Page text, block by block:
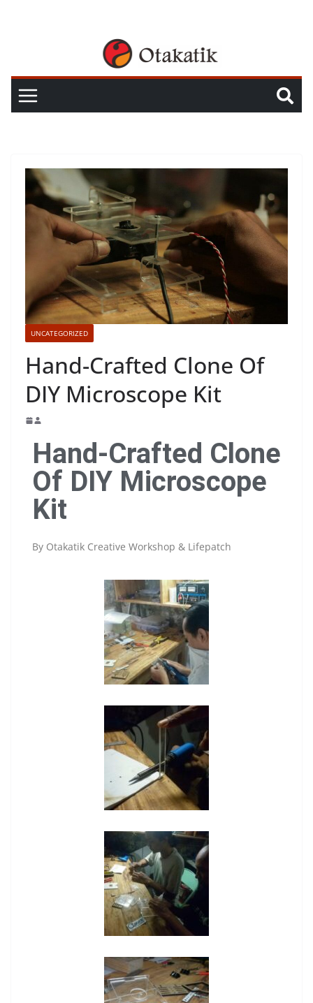
UNCATEGORIZED
Hand-Crafted Clone Of
DIY Microscope Kit
Hand-Crafted Clone
Of DIY Microscope
Kit
By Otakatik Creative Workshop & Lifepatch